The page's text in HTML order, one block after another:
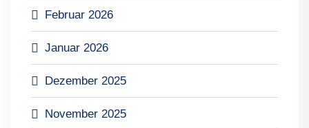
Februar 2026
Januar 2026
Dezember 2025
November 2025